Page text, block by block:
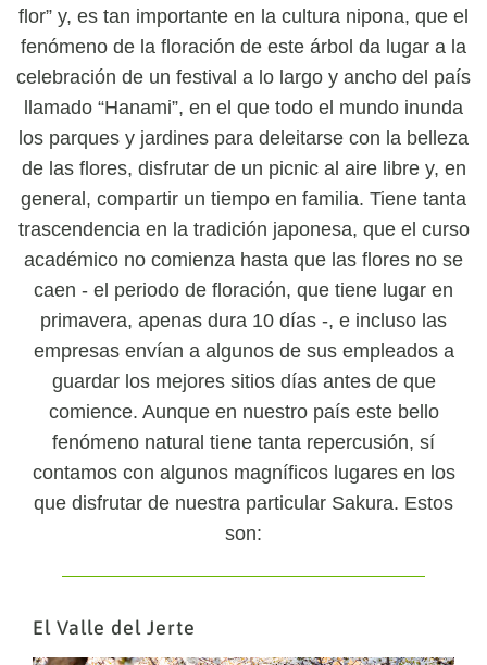
flor” y, es tan importante en la cultura nipona, que el
fenómeno de la floración de este árbol da lugar a la
celebración de un festival a lo largo y ancho del país
llamado “Hanami”, en el que todo el mundo inunda
los parques y jardines para deleitarse con la belleza
de las flores, disfrutar de un picnic al aire libre y, en
general, compartir un tiempo en familia. Tiene tanta
trascendencia en la tradición japonesa, que el curso
académico no comienza hasta que las flores no se
caen - el periodo de floración, que tiene lugar en
primavera, apenas dura 10 días -, e incluso las
empresas envían a algunos de sus empleados a
guardar los mejores sitios días antes de que
comience. Aunque en nuestro país este bello
fenómeno natural tiene tanta repercusión, sí
contamos con algunos magníficos lugares en los
que disfrutar de nuestra particular Sakura. Estos
son:
El Valle del Jerte